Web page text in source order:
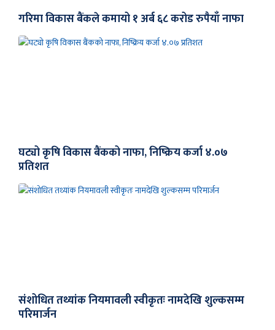
गरिमा विकास बैंकले कमायो १ अर्ब ६८ करोड रुपैयाँ नाफा
घट्यो कृषि विकास बैंकको नाफा, निष्क्रिय कर्जा ४.०७
प्रतिशत
संशोधित तथ्यांक नियमावली स्वीकृतः नामदेखि शुल्कसम्म
परिमार्जन